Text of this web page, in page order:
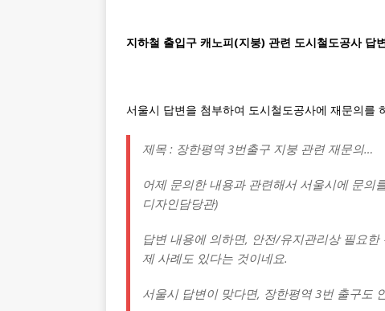
지하철 출입구 캐노피(지붕) 관련 도시철도공사 답
서울시 답변을 첨부하여 도시철도공사에 재문의를
제목 : 장한평역 3번출구 지붕 관련 재문의…
어제 문의한 내용과 관련해서 서울시에 문의
디자인담당관)
답변 내용에 의하면, 안전/유지관리상 필요
제 사례도 있다는 것이네요.
서울시 답변이 맞다면, 장한평역 3번 출구도